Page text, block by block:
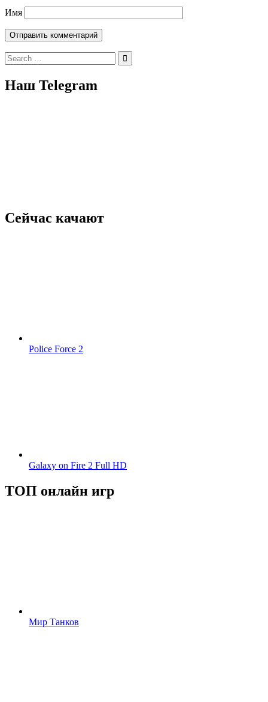
Имя
Search
for:
Наш Telegram
Сейчас качают
Police Force 2
Galaxy on Fire 2 Full HD
ТОП онлайн игр
Мир Танков